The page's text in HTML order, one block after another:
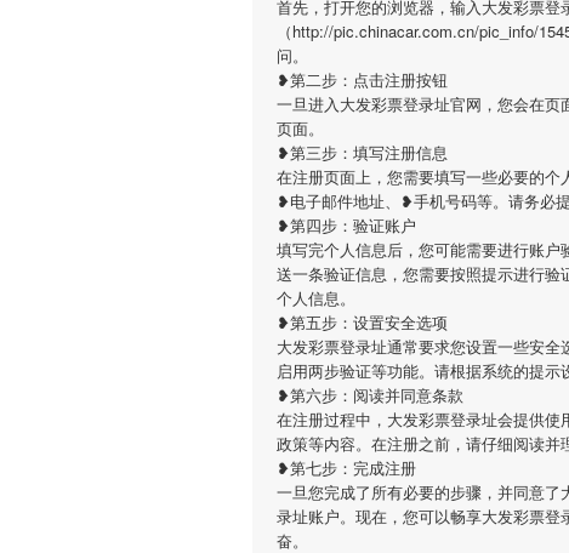
首先，打开您的浏览器，输入大发彩票登
（http://pic.chinacar.com.cn/pic_info/
问。
❥第二步：点击注册按钮
一旦进入大发彩票登录址官网，您会在
页面。
❥第三步：填写注册信息
在注册页面上，您需要填写一些必要的个
❥电子邮件地址、❥手机号码等。请务必
❥第四步：验证账户
填写完个人信息后，您可能需要进行账
送一条验证信息，您需要按照提示进行
个人信息。
❥第五步：设置安全选项
大发彩票登录址通常要求您设置一些安
启用两步验证等功能。请根据系统的提示
❥第六步：阅读并同意条款
在注册过程中，大发彩票登录址会提供
政策等内容。在注册之前，请仔细阅读并
❥第七步：完成注册
一旦您完成了所有必要的步骤，并同意
录址账户。现在，您可以畅享大发彩票
奋。